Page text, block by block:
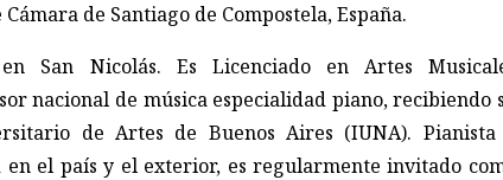
de Santiago de Compostela, España.
San Nicolás. Es Licenciado en Artes
nacional de música especialidad piano, recibiendo
de Artes de Buenos Aires (IUNA).
el país y el exterior, es regularmente invitado